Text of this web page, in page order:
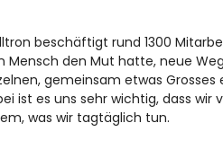
beschäftigt rund 1300
Mensch den Mut hatte, neue
gemeinsam etwas
ist es uns sehr wichtig, dass wir
was wir tagtäglich tun.